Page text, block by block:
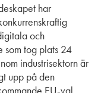
har
och
som tog plats 24
industrisektorn är
upp på den
EU-val.